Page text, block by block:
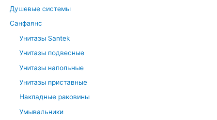
Душевые системы
Санфаянс
Унитазы Santek
Унитазы подвесные
Унитазы напольные
Унитазы приставные
Накладные раковины
Умывальники